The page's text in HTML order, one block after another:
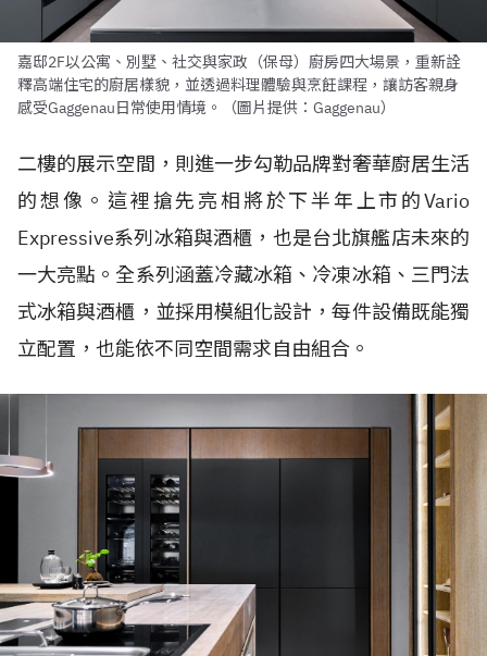
嘉邸2F以公寓、別墅、社交與家政（保母）廚房四大場景，重新詮
釋高端住宅的廚居樣貌，並透過料理體驗與烹飪課程，讓訪客親身
感受Gaggenau日常使用情境。（圖片提供：Gaggenau）
二樓的展示空間，則進一步勾勒品牌對奢華廚居生活
的想像。這裡搶先亮相將於下半年上市的Vario
Expressive系列冰箱與酒櫃，也是台北旗艦店未來的
一大亮點。全系列涵蓋冷藏冰箱、冷凍冰箱、三門法
式冰箱與酒櫃，並採用模組化設計，每件設備既能獨
立配置，也能依不同空間需求自由組合。